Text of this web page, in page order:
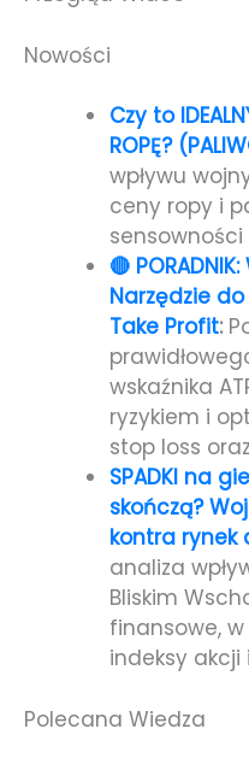
Nowości
Czy to
ROPĘ?
wpływu
ceny ropy i
sensowności
🔴
Narzędzie
Take Profit:
wskaźnika
ryzykiem i
stop loss
SPADKI na
skończą?
kontra rynek
analiza
Bliskim
finansowe,
indeksy akcji
Polecana Wiedza